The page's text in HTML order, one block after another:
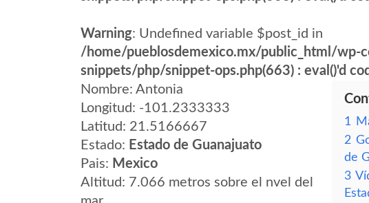
Warning: Undefined variable $post_id in
/home/pueblosdemexico.mx/public_html/wp-
snippets/php/snippet-ops.php(663) : eval()'d
Nombre: Antonia
Longitud: -101.2333333
Latitud: 21.5166667
Estado: Estado de Guanajuato
Pais: Mexico
Altitud: 7.066 metros sobre el nvel del
1
2
de
3